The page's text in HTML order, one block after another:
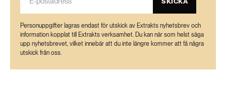
Personuppgifter lagras endast för utskick av Extrakts nyhetsbrev och
information kopplat till Extrakts verksamhet. Du kan när som helst säga
upp nyhetsbrevet, vilket innebär att du inte längre kommer att få några
utskick från oss.